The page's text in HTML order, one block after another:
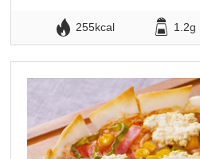
255kcal 1.2g